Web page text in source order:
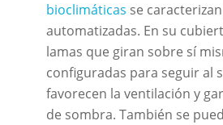
bioclimáticas se
automatizadas. En su
lamas que giran sobre sí
configuradas para seguir al
favorecen la ventilación y
de sombra. También se